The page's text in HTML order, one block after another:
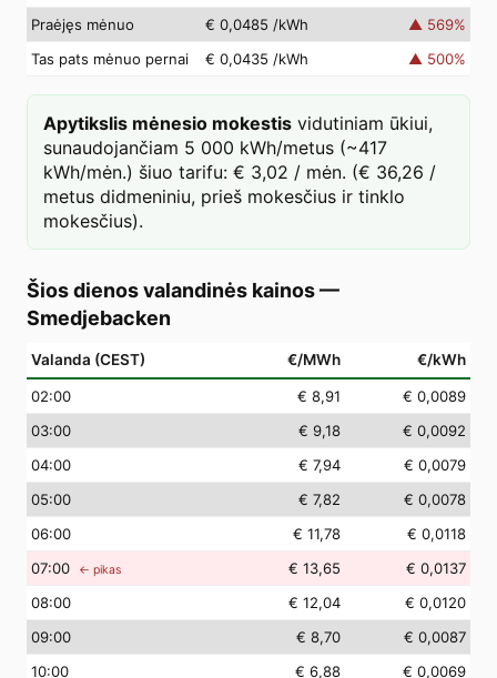
Praėjęs mėnuo
€ 0,0485 /kWh ▲ 569%
Tas pats mėnuo pernai
€ 0,0435 /kWh ▲ 500%
Apytikslis mėnesio mokestis vidutiniam ūkiui,
sunaudojančiam 5 000 kWh/metus (~417
kWh/mėn.) šiuo tarifu: € 3,02 / mėn. (€ 36,26 /
metus didmeniniu, prieš mokesčius ir tinklo
mokesčius).
Šios dienos valandinės kainos—
Smedjebacken
Valanda (CEST) €/MWh €/kWh
02:00 € 8,91
€ 0,0089
03:00 € 9,18
€ 0,0092
04:00 € 7,94
€ 0,0079
05:00 € 7,82
€ 0,0078
06:00 € 11,78
€ 0,0118
07:00 ← pikas € 13,65
€ 0,0137
08:00 € 12,04
€ 0,0120
09:00 € 8,70
€ 0,0087
10:00 € 6,88
€ 0,0069